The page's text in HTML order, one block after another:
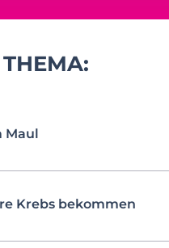
Maul
Krebs bekommen